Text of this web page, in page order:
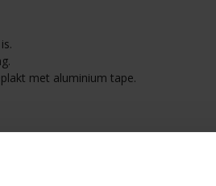
met aluminium tape.